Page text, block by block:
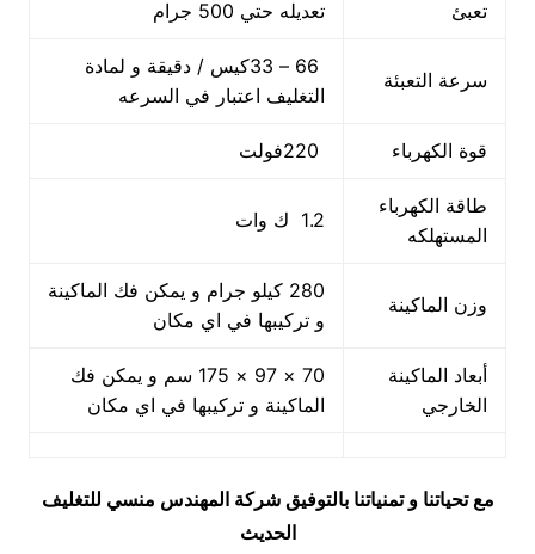
تعبئ
تعديله حتي 500 جرام
سرعة التعبئة
66 – 33كيس / دقيقة و لمادة
التغليف اعتبار في السرعه
قوة الكهرباء
طاقة الكهرباء
المستهلكه
1.2 ك وات
وزن الماكينة
280 كيلو جرام و يمكن فك الماكينة
و تركيبها في اي مكان
أبعاد الماكينة
الخارجي
70 × 97 × 175 سم و يمكن فك
الماكينة و تركيبها في اي مكان
مع تحياتنا و تمنياتنا بالتوفيق شركة المهندس منسي للتغليف
الحديث